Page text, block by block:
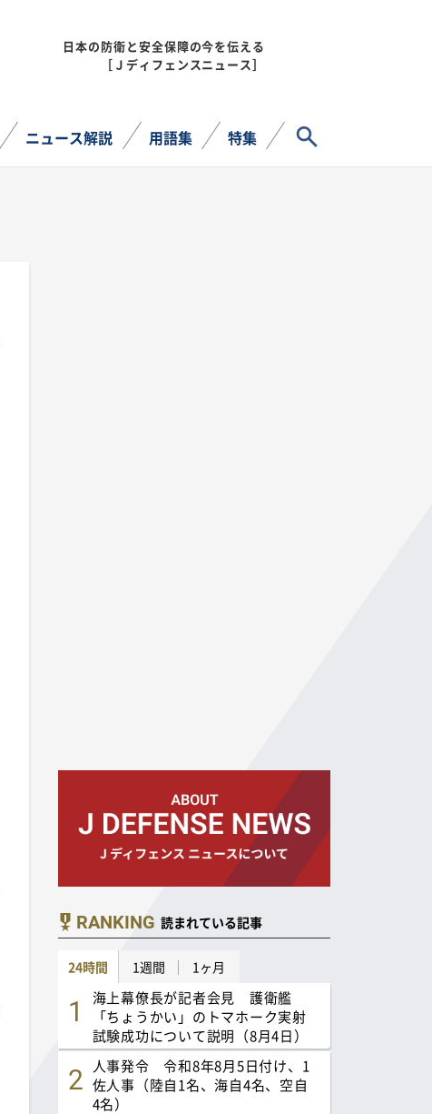
日本の防衛と安全保障の今を伝える
［Ｊディフェンスニュース］
ニュース解説 用語集 特集
RANKING 読まれている記事
24時間 1週間 1ヶ月
海上幕僚長が記者会見 護衛艦
「ちょうかい」のトマホーク実射
試験成功について説明（8月4日）
人事発令 令和8年8月5日付け、1
佐人事（陸自1名、海自4名、空自
4名）